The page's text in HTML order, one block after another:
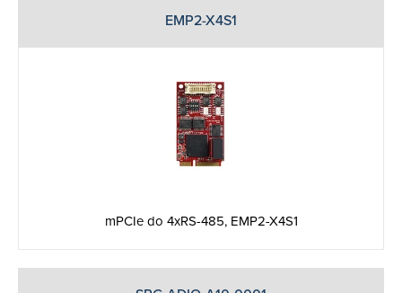
EMP2-X4S1
mPCIe do 4xRS-485, EMP2-X4S1